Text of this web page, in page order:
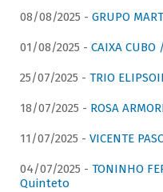
08/08/2025 - GRUPO
01/08/2025 - CAIXA
25/07/2025 - TRIO
18/07/2025 - ROSA
11/07/2025 - VICENTE
04/07/2025 - TONINHO
Quinteto